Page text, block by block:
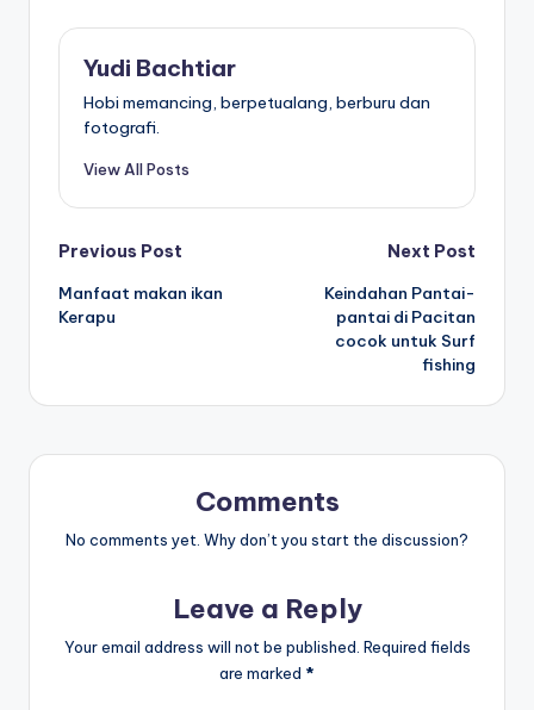
Yudi Bachtiar
Hobi memancing, berpetualang, berburu dan
fotografi.
View All Posts
Post
navigation
Previous Post
Manfaat makan ikan
Kerapu
Next Post
Keindahan Pantai-
pantai di Pacitan
cocok untuk Surf
fishing
Comments
No comments yet. Why don’t you start the discussion?
Leave a Reply
Your email address will not be published. Required fields
are marked *